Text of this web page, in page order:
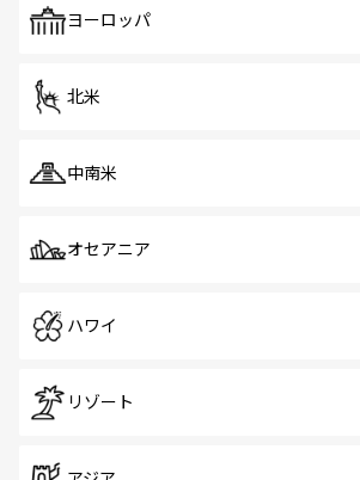
で、ホーカーズは地元の風情を楽し
ヨーロッパ
北米
中南米
オセアニア
ハワイ
リゾート